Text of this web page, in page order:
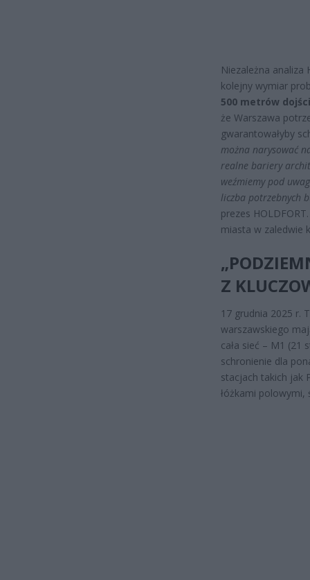
Niezależna analiza
kolejny wymiar
500 metrów
że Warszawa
gwarantowałyby
można narysować
realne bariery
weźmiemy pod
liczba potrzebnych
prezes
miasta w zaledwie
Z
17 grudnia 2025 r.
warszawskiego
cała sieć – M1 (21
schronienie dla
stacjach takich jak
łóżkami polowymi,